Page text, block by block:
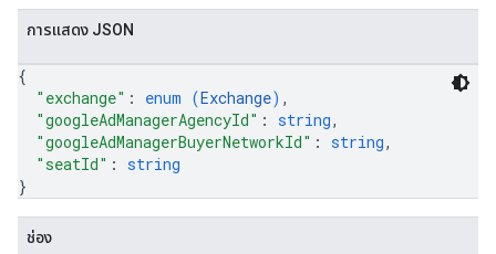
การแสดง JSON
{
"exchange" : enum (Exchange) ,
"googleAdManagerAgencyId" : string,
"googleAdManagerBuyerNetworkId" : string,
"seatId" : string
}
ช่อง